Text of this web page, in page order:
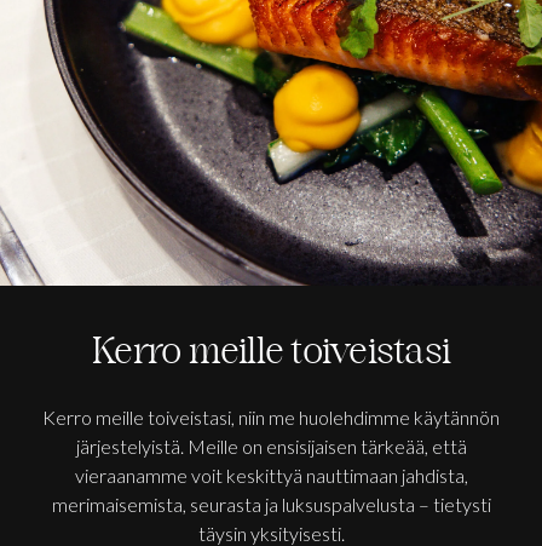
Kerro meille toiveistasi
Kerro meille toiveistasi, niin me huolehdimme käytännön
järjestelyistä. Meille on ensisijaisen tärkeää, että
vieraanamme voit keskittyä nauttimaan jahdista,
merimaisemista, seurasta ja luksuspalvelusta – tietysti
täysin yksityisesti.